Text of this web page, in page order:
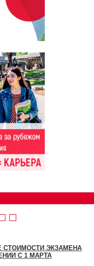
ЭКЗАМЕНА
С 1 МАРТА